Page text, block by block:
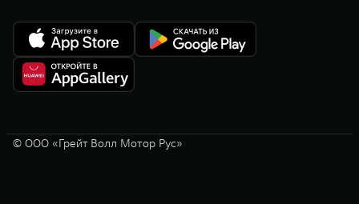
© ООО «Грейт Волл Мотор Рус»